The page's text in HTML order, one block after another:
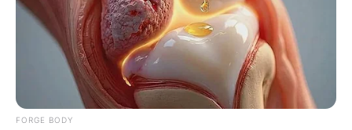
ดูดวงรายเดือน ดูเพิ่มเติม
FORGE BODY